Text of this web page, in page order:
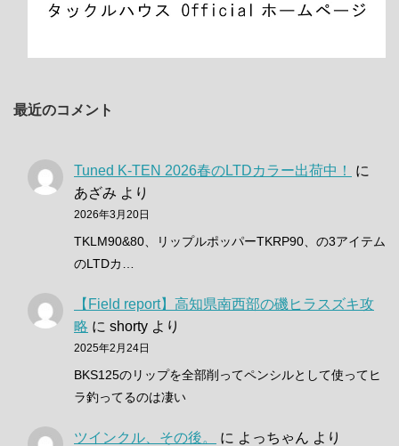
最近のコメント
Tuned K-TEN 2026春のLTDカラー出荷中！
に
あざみ より
2026年3月20日
TKLM90&80、リップルポッパーTKRP90、の3アイテム
のLTDカ…
【Field report】高知県南西部の磯ヒラスズキ攻
略 に shorty より
2025年2月24日
BKS125のリップを全部削ってペンシルとして使ってヒ
ラ釣ってるのは凄い
ツインクル、その後。 に よっちゃん より